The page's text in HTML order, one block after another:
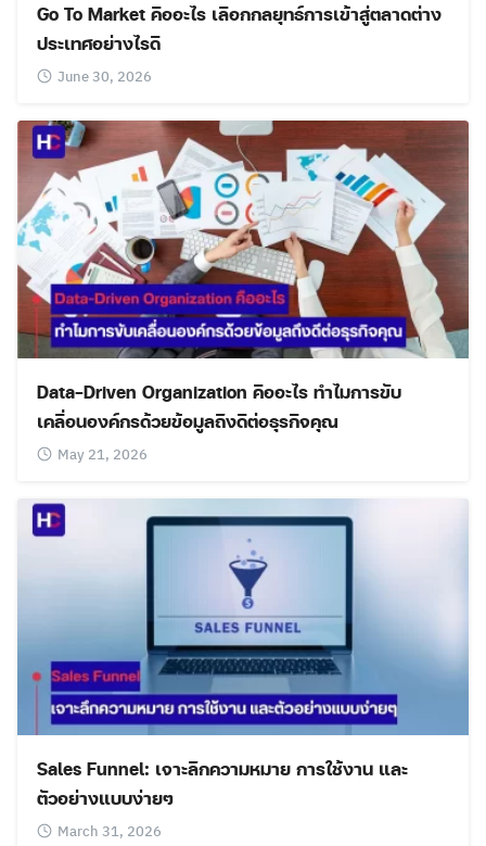
Go To Market คืออะไร เลือกกลยุทธ์การเข้าสู่ตลาดต่าง
ประเทศอย่างไรดี
June 30, 2026
Data-Driven Organization คืออะไร ทำไมการขับ
เคลื่อนองค์กรด้วยข้อมูลถึงดีต่อธุรกิจคุณ
May 21, 2026
Sales Funnel: เจาะลึกความหมาย การใช้งาน และ
ตัวอย่างแบบง่ายๆ
March 31, 2026